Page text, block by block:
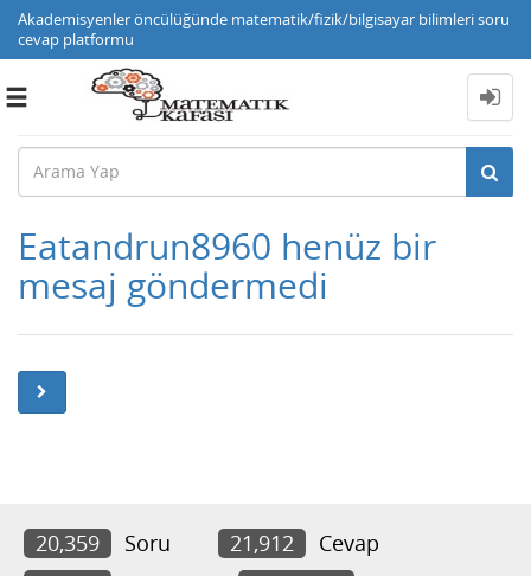
Akademisyenler öncülüğünde matematik/fizik/bilgisayar bilimleri soru
cevap platformu
Toggle
Eatandrun8960 henüz bir
mesaj göndermedi
20,359 Soru 21,912
Cevap